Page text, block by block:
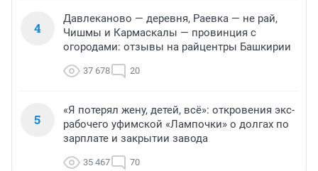
4
Давлеканово — деревня, Раевка — не рай,
Чишмы и Кармаскалы — провинция с
огородами: отзывы на райцентры Башкирии
37 678 20
5
«Я потерял жену, детей, всё»: откровения экс-
рабочего уфимской «Лампочки» о долгах по
зарплате и закрытии завода
35 467 70